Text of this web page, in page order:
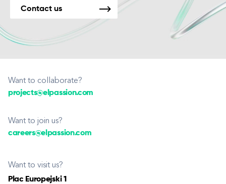
Contact us
Want to collaborate?
projects@elpassion.com
Want to join us?
careers@elpassion.com
Want to visit us?
Plac Europejski 1